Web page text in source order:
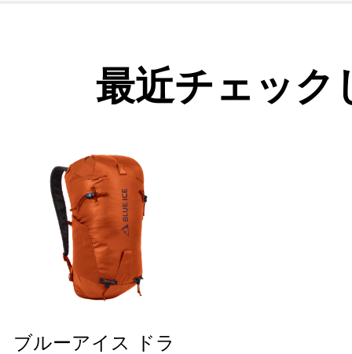
最近チェック
ブルーアイス ドラ